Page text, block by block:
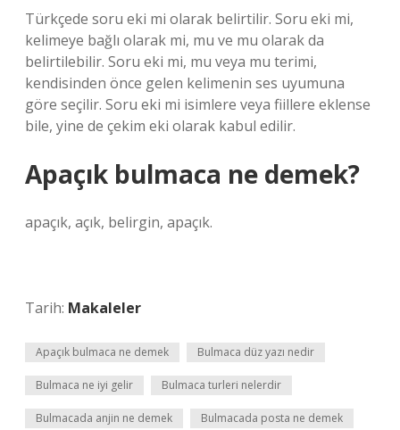
Türkçede soru eki mi olarak belirtilir. Soru eki mi,
kelimeye bağlı olarak mi, mu ve mu olarak da
belirtilebilir. Soru eki mi, mu veya mu terimi,
kendisinden önce gelen kelimenin ses uyumuna
göre seçilir. Soru eki mi isimlere veya fiillere eklense
bile, yine de çekim eki olarak kabul edilir.
Apaçık bulmaca ne demek?
apaçık, açık, belirgin, apaçık.
Tarih: Makaleler
Apaçık bulmaca ne demek Bulmaca düz yazı nedir
Bulmaca ne iyi gelir Bulmaca turleri nelerdir
Bulmacada anjin ne demek Bulmacada posta ne demek